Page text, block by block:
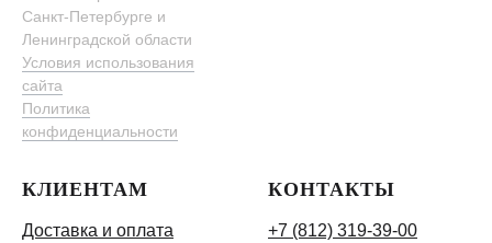
Санкт-Петербурге и
Ленинградской области
Условия использования
сайта
Политика
конфиденциальности
КЛИЕНТАМ
Доставка и оплата
КОНТАКТЫ
+7 (812) 319-39-00